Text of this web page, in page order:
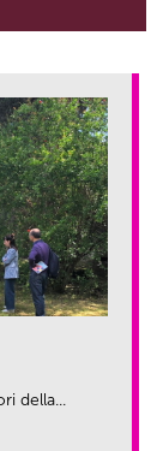
della...